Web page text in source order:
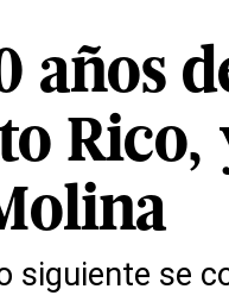
años
Rico,
siguiente se